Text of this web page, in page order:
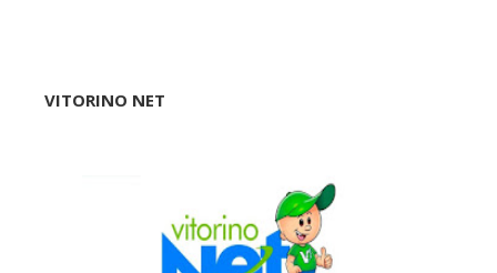
VITORINO NET